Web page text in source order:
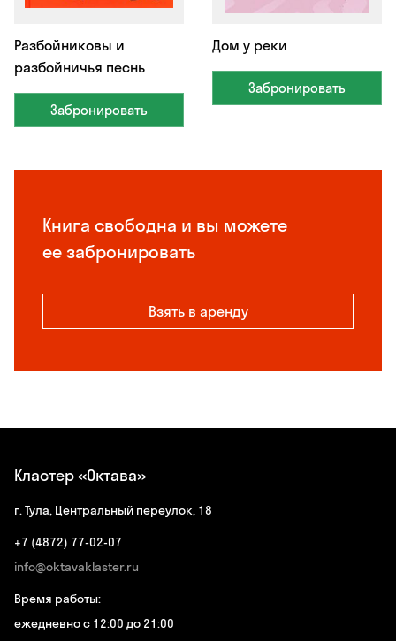
Книга свободна и вы можете
ее забронировать
Взять в аренду
Разбойниковы и
разбойничья песнь
Забронировать
Дом у реки
Забронировать
Кластер «Октава»
г. Тула, Центральный переулок, 18
+7 (4872) 77-02-07
info@oktavaklaster.ru
Время работы:
ежедневно с 12:00 до 21:00